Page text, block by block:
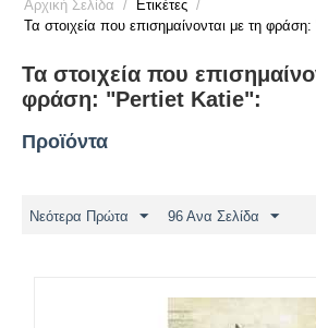
Αρχική Σελίδα / Ετικέτες /
Τα στοιχεία που επισημαίνονται με τη
Τα στοιχεία που
φράση: "Pertiet Katie":
Προϊόντα
Νεότερα Πρώτα 96 Ανα Σελίδα